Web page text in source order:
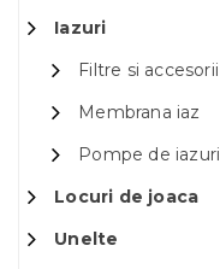
Iazuri
Filtre si accesorii
Membrana iaz
Pompe de iazuri
Locuri de joaca
Unelte